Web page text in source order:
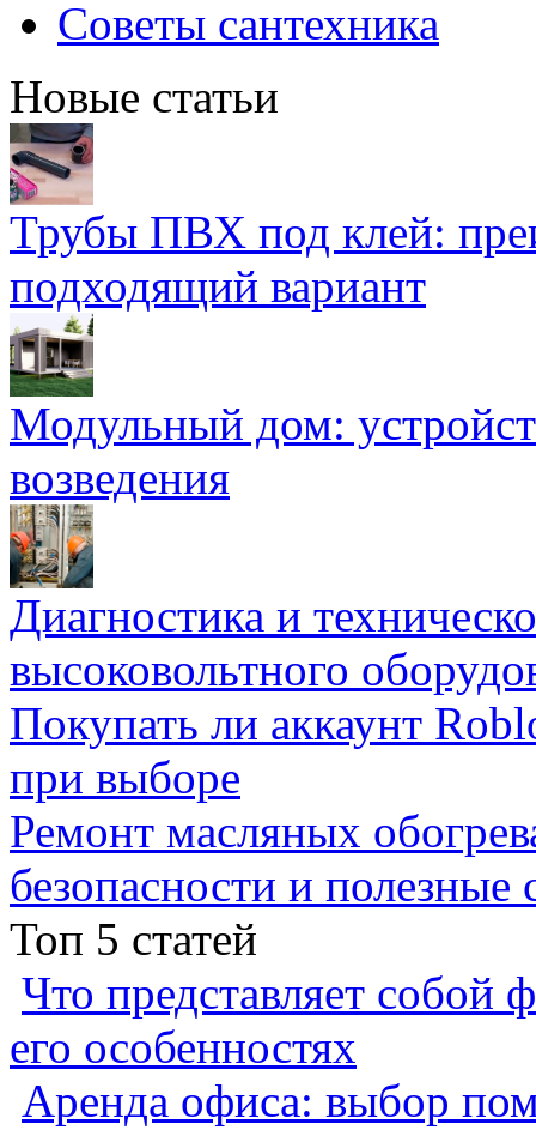
Советы сантехника
Новые статьи
Трубы ПВХ под клей:
подходящий вариант
Модульный дом:
возведения
Диагностика и
высоковольтного
Покупать ли аккаунт
при выборе
Ремонт масляных
безопасности и полезные
Топ 5 статей
Что представляет собой
его особенностях
Аренда офиса: выбор